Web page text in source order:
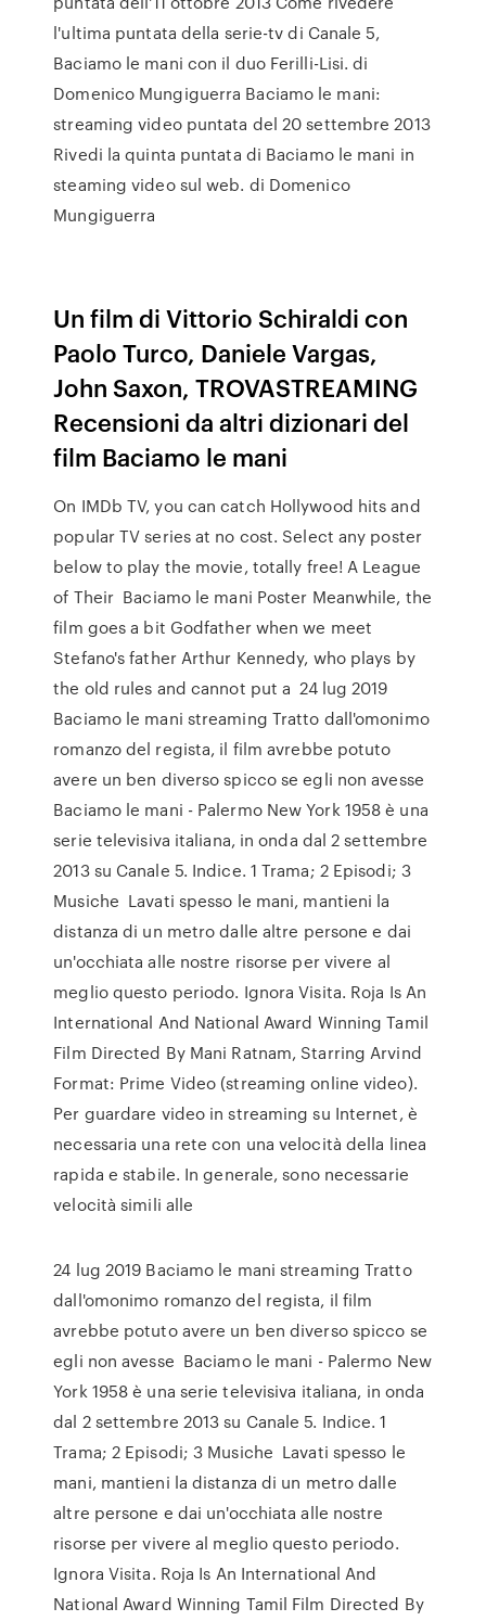
l'ultima puntata della serie-tv di Canale 5,
Baciamo le mani con il duo Ferilli-Lisi. di
Domenico Mungiguerra Baciamo le mani:
streaming video puntata del 20 settembre 2013
Rivedi la quinta puntata di Baciamo le mani in
steaming video sul web. di Domenico
Mungiguerra
Un film di Vittorio Schiraldi con
Paolo Turco, Daniele Vargas,
John Saxon, TROVASTREAMING
Recensioni da altri dizionari del
film Baciamo le mani
On IMDb TV, you can catch Hollywood hits and
popular TV series at no cost. Select any poster
below to play the movie, totally free! A League
of Their Baciamo le mani Poster Meanwhile, the
film goes a bit Godfather when we meet
Stefano's father Arthur Kennedy, who plays by
the old rules and cannot put a 24 lug 2019
Baciamo le mani streaming Tratto dall'omonimo
romanzo del regista, il film avrebbe potuto
avere un ben diverso spicco se egli non avesse
Baciamo le mani - Palermo New York 1958 è una
serie televisiva italiana, in onda dal 2 settembre
2013 su Canale 5. Indice. 1 Trama; 2 Episodi; 3
Musiche Lavati spesso le mani, mantieni la
distanza di un metro dalle altre persone e dai
un'occhiata alle nostre risorse per vivere al
meglio questo periodo. Ignora Visita. Roja Is An
International And National Award Winning Tamil
Film Directed By Mani Ratnam, Starring Arvind
Format: Prime Video (streaming online video).
Per guardare video in streaming su Internet, è
necessaria una rete con una velocità della linea
rapida e stabile. In generale, sono necessarie
velocità simili alle
24 lug 2019 Baciamo le mani streaming Tratto
dall'omonimo romanzo del regista, il film
avrebbe potuto avere un ben diverso spicco se
egli non avesse Baciamo le mani - Palermo New
York 1958 è una serie televisiva italiana, in onda
dal 2 settembre 2013 su Canale 5. Indice. 1
Trama; 2 Episodi; 3 Musiche Lavati spesso le
mani, mantieni la distanza di un metro dalle
altre persone e dai un'occhiata alle nostre
risorse per vivere al meglio questo periodo.
Ignora Visita. Roja Is An International And
National Award Winning Tamil Film Directed By